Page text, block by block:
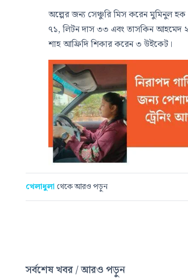
অল্পের জন্য সেঞ্চুরি মিস করেন মুমিনুল
৭১, লিটন দাস ৩৩ এবং তাসকিন আহমেদ
শাহ আফ্রিদি শিকার করেন ৩ উইকেট।
খেলাধুলা থেকে আরও পড়ুন
সর্বশেষ খবর / আরও পড়ুন